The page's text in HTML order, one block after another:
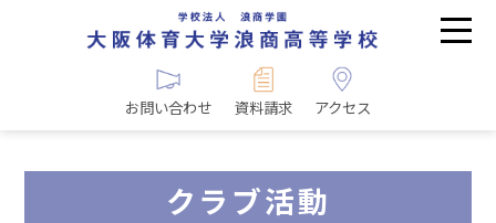
お問い合わせ 資料請求 アクセス
クラブ活動